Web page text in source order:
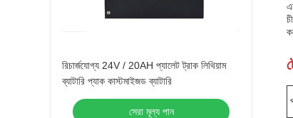
রিচার্জযোগ্য 24V / 20AH প্যালেট ট্রাক লিথিয়াম
ব্যাটারি প্যাক কাস্টমাইজড ব্যাটারি
সেরা মূল্য পান